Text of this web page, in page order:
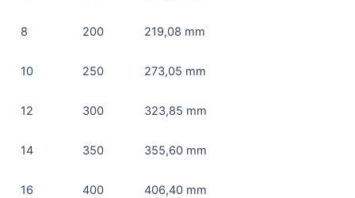
8 200 219,08 mm
10 250 273,05 mm
12 300 323,85 mm
14 350 355,60 mm
16 400 406,40 mm